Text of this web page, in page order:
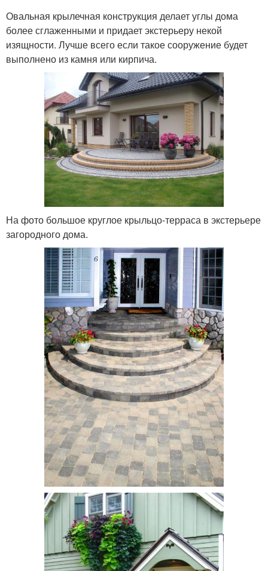
Овальная крылечная конструкция делает углы дома
более сглаженными и придает экстерьеру некой
изящности. Лучше всего если такое сооружение будет
выполнено из камня или кирпича.
На фото большое круглое крыльцо-терраса в экстерьере
загородного дома.